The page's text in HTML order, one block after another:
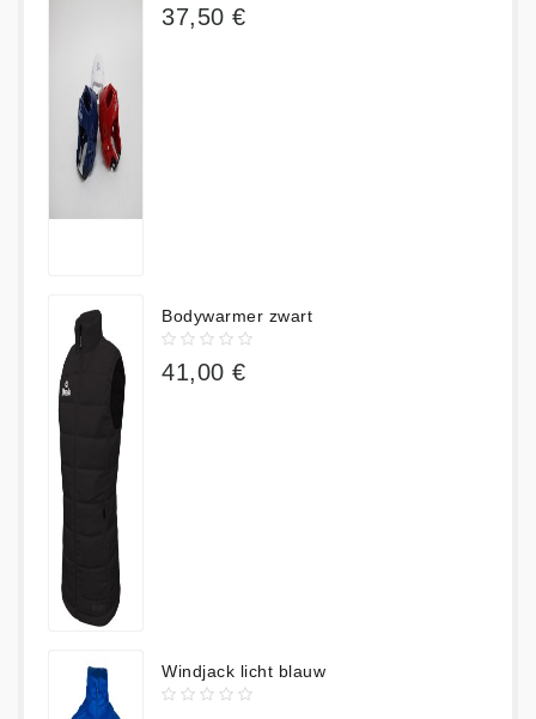
37,50 €
Bodywarmer zwart
41,00 €
Windjack licht blauw